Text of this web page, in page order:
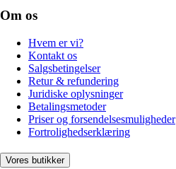
Om os
Hvem er vi?
Kontakt os
Salgsbetingelser
Retur & refundering
Juridiske oplysninger
Betalingsmetoder
Priser og forsendelsesmuligheder
Fortrolighedserklæring
Vores butikker